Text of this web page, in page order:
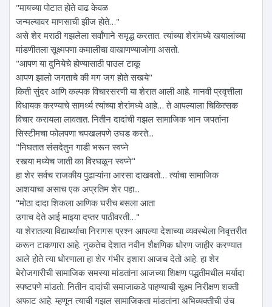
"मायच्या पोटात होते वाढ केवळ
जन्मल्यावर माणसाची झीज होते…"
असे शेर मराठी गझलेला सर्वांगाने समृद्ध करतात. त्यांच्या शेरांमध्ये खयालांच्या
मांडणीतला सूक्ष्मपणा कमालीचा वाखाणण्याजोगा असतो.
"आपण या दुनियेचे होण्यासाठी पाउल टाकू
आपण झालो जगताचे की मग जग होते सखये"
किती सुंदर आणि कल्पक विचारसरणी या शेरात आली आहे. मानवी प्रवृत्तीला
विधायक करण्याचे सामर्थ्य त्यांच्या शेरांमध्ये आहे… ते आपल्याला चिकित्सक
विचार करायला लावतात. नितीन दादांची गझल सामाजिक भान जपतांना
सिस्टीमचा फोलपणा चपखलपणे उघड करते...
"निघतात संसदेतुन गाडी भरून स्वप्ने
रस्त्या मध्येच जाती का विरघळून स्वप्ने"
हा शेर सर्वच राजकीय पुढाऱ्यांना आरसा दाखवतो… त्यांचा सामाजिक
आशयाचा असाच एक अप्रतिम शेर पहा...
"मोठा दादा शिकला आणिक घरीच बसला आता
उगाच देते आई माझ्या दप्तर पाठीवरती…"
या शेरातल्या विद्यार्थ्याचा निरागस प्रश्न आपल्या देशाच्या व्यवस्थेला निवृत्तरीत
करून टाकणारा आहे. नुकतेच देशात नवीन शैक्षणिक धोरण जाहीर करण्यात
आले होते त्या धोरणाला हा शेर गंभीर इशारा आजच देतो आहे. हा शेर
बेरोजगारीची सामाजिक समस्या मांडतांना आजच्या शिक्षण पद्धतीमधील मर्यादा
स्पष्टपणे मांडतो. नितीन दादांची समाजाकडे पाहण्याची सूक्ष्म निरीक्षण शक्ती
अफाट आहे. म्हणून त्याची गझल सामाजिकता मांडतांना अभिव्यक्तीची उंच